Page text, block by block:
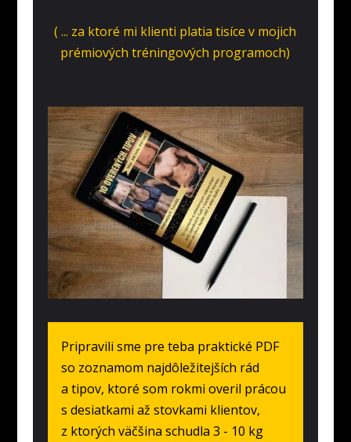
( ... za ktoré mi klienti platia tisíce v mojich
prémiových tréningových programoch)
Pripravili sme pre teba praktické PDF
so zoznamom najdôležitejších rád
a tipov, ktoré som rokmi overil prácou
s desiatkami až stovkami klientov,
z ktorých väčšina schudla 3 - 10 kg